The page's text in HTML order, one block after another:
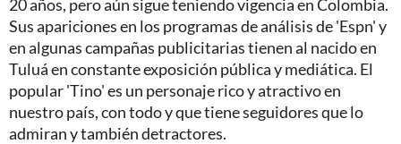
20 años, pero aún sigue teniendo vigencia en Colombia.
Sus apariciones en los programas de análisis de 'Espn' y
en algunas campañas publicitarias tienen al nacido en
Tuluá en constante exposición pública y mediática. El
popular 'Tino' es un personaje rico y atractivo en
nuestro país, con todo y que tiene seguidores que lo
admiran y también detractores.